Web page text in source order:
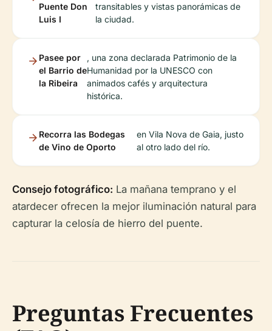
Puente Don
Luis I
transitables y vistas panorámicas de
la ciudad.
Pasee por
el Barrio de
la Ribeira
, una zona declarada Patrimonio de la
Humanidad por la UNESCO con
animados cafés y arquitectura
histórica.
Recorra las Bodegas
de Vino de Oporto
en Vila Nova de Gaia, justo
al otro lado del río.
Consejo fotográfico: La mañana temprano y el
atardecer ofrecen la mejor iluminación natural para
capturar la celosía de hierro del puente.
Preguntas Frecuentes